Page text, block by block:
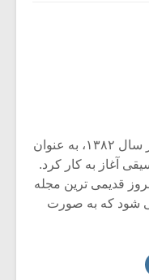
مجله آنلاین «گفتگوی هارمونیک» در سال ۱۳۸۲، به عنوان
آغاز به کار کرد.
قدیمی ترین مجله
شود که به صورت